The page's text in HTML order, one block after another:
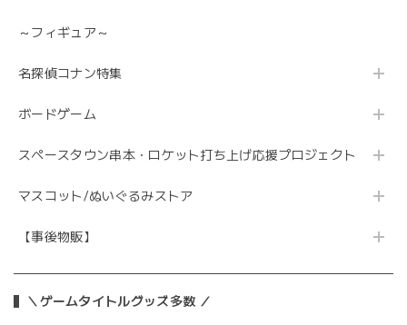
～フィギュア～
名探偵コナン特集
ボードゲーム
スペースタウン串本・ロケット打ち上げ応援プロジェクト
マスコット/ぬいぐるみストア
【事後物販】
＼ゲームタイトルグッズ多数 ／